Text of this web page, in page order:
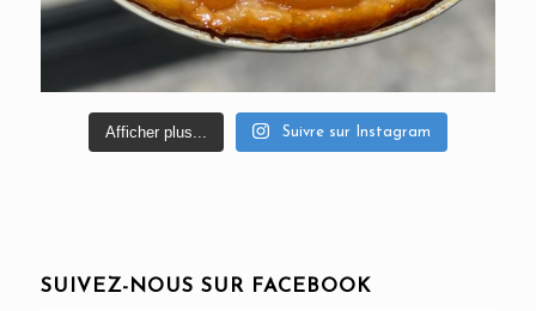
Afficher plus... Suivre sur Instagram
SUIVEZ-NOUS SUR FACEBOOK